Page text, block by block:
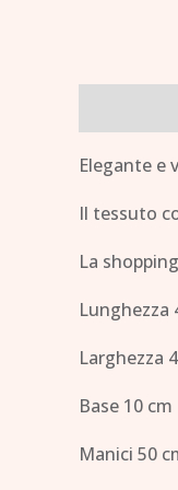
Elegante e
Il tessuto
La
Lunghezza
Larghezza
Base 10 cm
Manici 50